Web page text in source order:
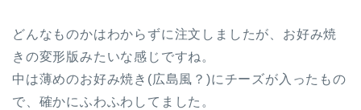
どんなものかはわからずに注文しましたが、お好み焼
きの変形版みたいな感じですね。
中は薄めのお好み焼き(広島風？)にチーズが入ったもの
で、確かにふわふわしてました。